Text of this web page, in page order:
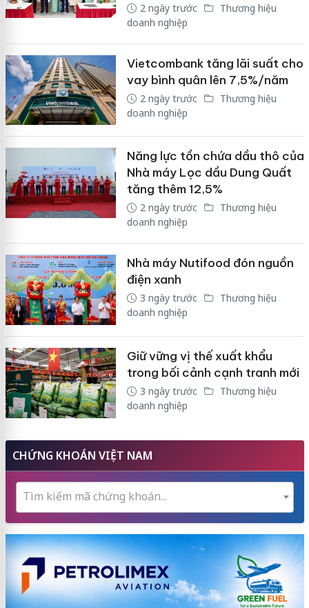
2 ngày trước
Thương hiệu
doanh nghiệp
Vietcombank tăng lãi suất cho
vay bình quân lên 7,5%/năm
2 ngày trước
Thương hiệu
doanh nghiệp
Năng lực tồn chứa dầu thô của
Nhà máy Lọc dầu Dung Quất
tăng thêm 12,5%
2 ngày trước
Thương hiệu
doanh nghiệp
Nhà máy Nutifood đón nguồn
điện xanh
3 ngày trước
Thương hiệu
doanh nghiệp
Giữ vững vị thế xuất khẩu
trong bối cảnh cạnh tranh mới
3 ngày trước
Thương hiệu
doanh nghiệp
CHỨNG KHOÁN VIỆT NAM
Tìm kiếm mã chứng khoán...